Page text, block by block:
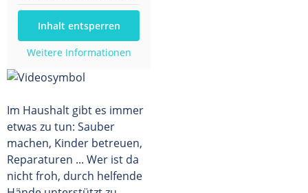
Inhalt entsperren
Weitere Informationen
Im Haushalt gibt es immer
etwas zu tun: Sauber
machen, Kinder betreuen,
Reparaturen ... Wer ist da
nicht froh, durch helfende